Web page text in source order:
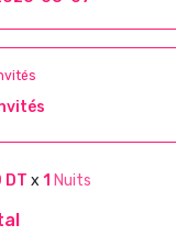
DT x 1 Nuits